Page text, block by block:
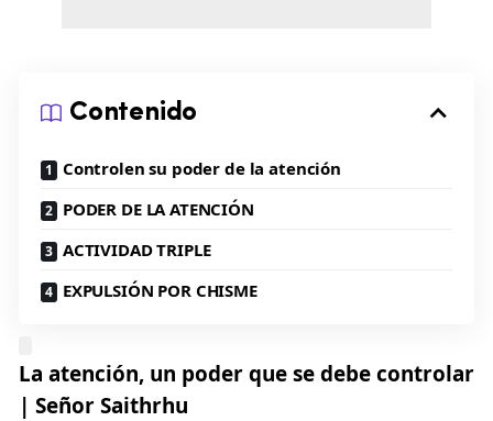
Contenido
Controlen su poder de la atención
PODER DE LA ATENCIÓN
ACTIVIDAD TRIPLE
EXPULSIÓN POR CHISME
La atención, un poder que se debe controlar
| Señor Saithrhu